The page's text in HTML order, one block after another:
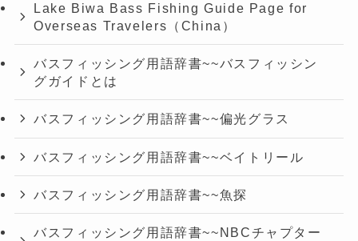
Lake Biwa Bass Fishing Guide Page for
Overseas Travelers（China）
バスフィッシング用語辞書~~バスフィッシン
グガイドとは
バスフィッシング用語辞書~~偏光グラス
バスフィッシング用語辞書~~ベイトリール
バスフィッシング用語辞書~~魚探
バスフィッシング用語辞書~~NBCチャプター